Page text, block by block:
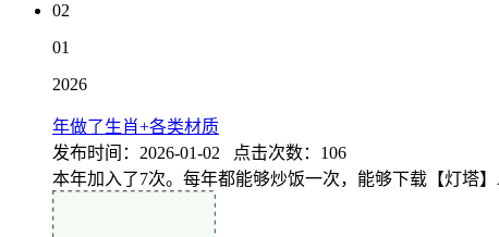
02
01
2026
年做了生肖+各类材质
发布时间：2026-01-02 点击次数：106
本年加入了7次。每年都能够炒饭一次，能够下载【灯塔